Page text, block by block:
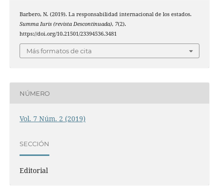
Barbero, N. (2019). La responsabilidad internacional de los estados.
Summa Iuris (revista Descontinuada), 7(2).
https://doi.org/10.21501/23394536.3481
Más formatos de cita
NÚMERO
Vol. 7 Núm. 2 (2019)
SECCIÓN
Editorial